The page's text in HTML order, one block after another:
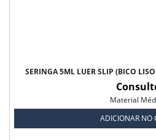
SERINGA 5ML LUER SLIP (BICO
Material
ADICIONAR NO